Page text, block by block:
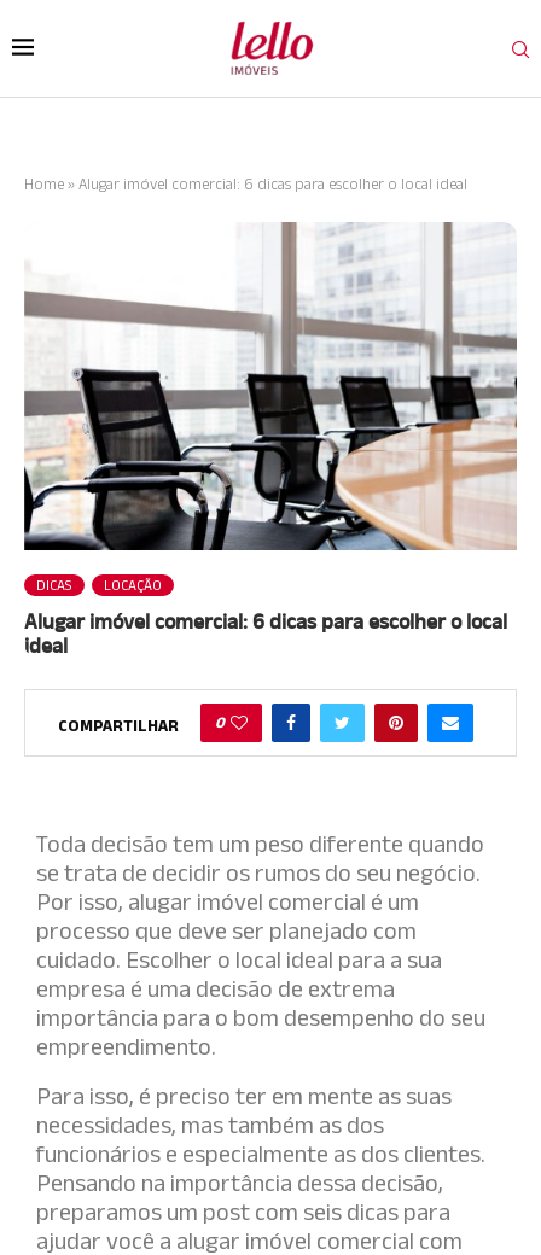
Home » Alugar imóvel comercial: 6 dicas para escolher o local ideal
DICAS LOCAÇÃO
Alugar imóvel comercial: 6 dicas para escolher o local
ideal
COMPARTILHAR 0
Toda decisão tem um peso diferente quando
se trata de decidir os rumos do seu negócio.
Por isso, alugar imóvel comercial é um
processo que deve ser planejado com
cuidado. Escolher o local ideal para a sua
empresa é uma decisão de extrema
importância para o bom desempenho do seu
empreendimento.
Para isso, é preciso ter em mente as suas
necessidades, mas também as dos
funcionários e especialmente as dos clientes.
Pensando na importância dessa decisão,
preparamos um post com seis dicas para
ajudar você a alugar imóvel comercial com